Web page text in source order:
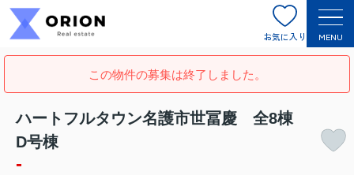
お気に入り MENU
この物件の募集は終了しました。
ハートフルタウン名護市世冨慶 全8棟
D号棟
-